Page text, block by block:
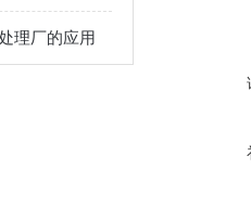
理厂的应用